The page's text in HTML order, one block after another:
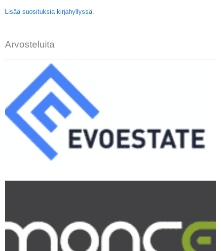
Lisää suosituksia kirjahyllyssä.
Arvosteluita